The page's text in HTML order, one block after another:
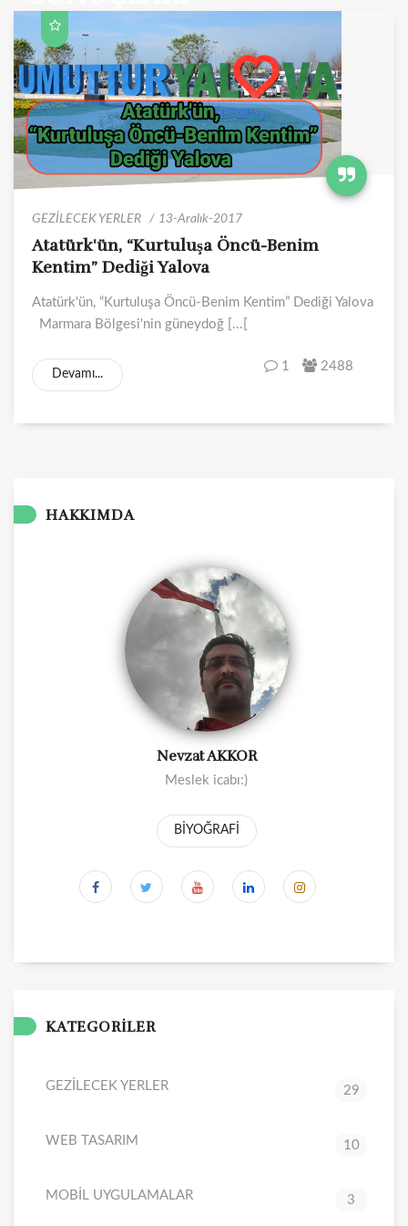
GEZİLECEK YERLER 13-Aralık-2017
Atatürk'ün, “Kurtuluşa Öncü-Benim
Kentim” Dediği Yalova
Atatürk'ün, “Kurtuluşa Öncü-Benim Kentim” Dediği Yalova
Marmara Bölgesi'nin güneydoğ [...[
Devamı...
1 2488
HAKKIMDA
Nevzat AKKOR
Meslek icabı:)
BİYOĞRAFİ
KATEGORİLER
GEZİLECEK YERLER 29
WEB TASARIM 10
MOBİL UYGULAMALAR 3